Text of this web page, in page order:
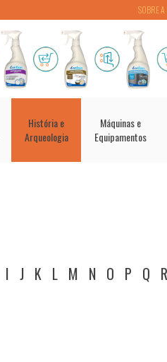
SOBRE
História e
Arqueologia
Máquinas e
Equipamentos
I J K L M N O P Q R